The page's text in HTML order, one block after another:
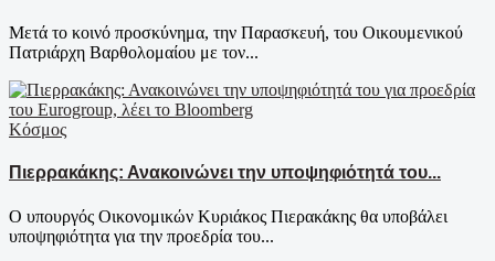
Μετά το κοινό προσκύνημα, την Παρασκευή, του Οικουμενικού
Πατριάρχη Βαρθολομαίου με τον...
Κόσμος
Πιερρακάκης: Ανακοινώνει την υποψηφιότητά του...
Ο υπουργός Οικονομικών Κυριάκος Πιερακάκης θα υποβάλει
υποψηφιότητα για την προεδρία του...